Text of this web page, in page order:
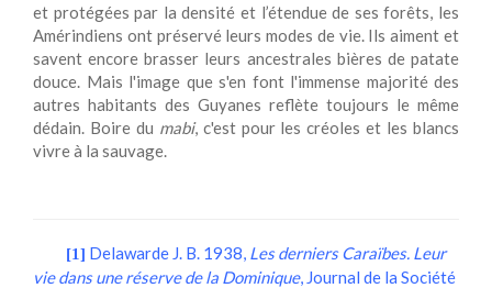
et protégées par la densité et l’étendue de ses forêts, les
Amérindiens ont préservé leurs modes de vie. Ils aiment et
savent encore brasser leurs ancestrales bières de patate
douce. Mais l'image que s'en font l'immense majorité des
autres habitants des Guyanes reflète toujours le même
dédain. Boire du mabi, c'est pour les créoles et les blancs
vivre à la sauvage.
[1] Delawarde J. B. 1938, Les derniers Caraïbes. Leur
vie dans une réserve de la Dominique, Journal de la Société